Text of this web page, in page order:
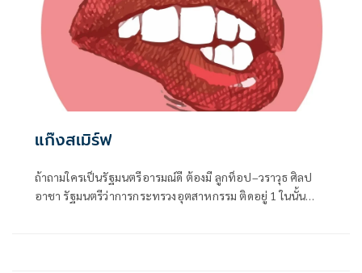
แก๊งสเมิร์ฟ
ถ้าถามใครเป็นรัฐมนตรีอารมณ์ดี ต้องมี ลูกท็อป–วราวุธ ศิลป
อาชา รัฐมนตรีว่าการกระทรวงอุตสาหกรรม ติดอยู่ 1 ในนั้น